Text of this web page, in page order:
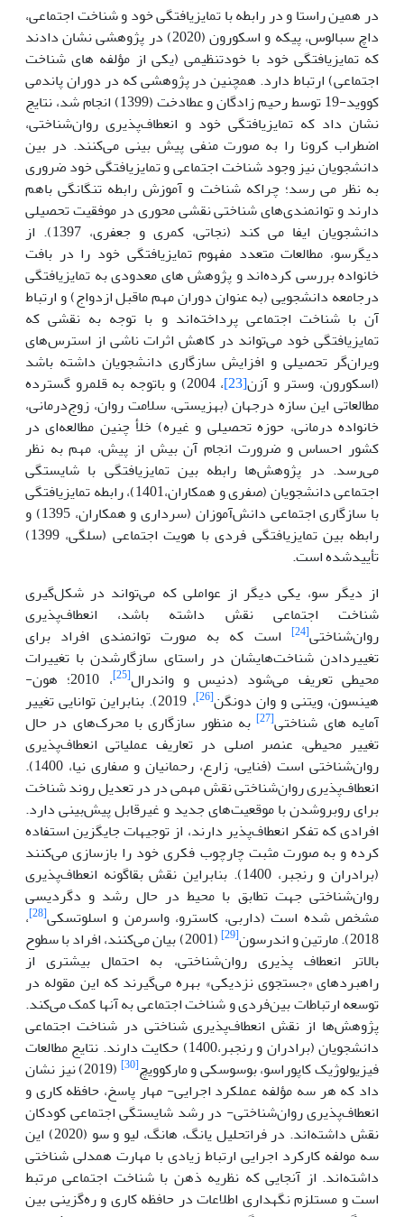
در همین راستا و در رابطه با تمایزیافتگی خود و شناخت اجتماعی،
داچ سبالوس، پیکه و اسکورون (2020) در پژوهشی نشان دادند
که تمایزیافتگی خود با خودتنظیمی (یکی از مؤلفه های شناخت
اجتماعی) ارتباط دارد. همچنین در پژوهشی که در دوران پاندمی
کووید-19 توسط رحیم زادگان و عطادخت (1399) انجام شد، نتایج
نشان داد که تمایزیافتگی خود و انعطاف‌پذیری روان‌شناختی،
اضطراب کرونا را به صورت منفی پیش بینی می‌کنند. در بین
دانشجویان نیز وجود شناخت اجتماعی و تمایزیافتگی خود ضروری
به نظر می رسد؛ چراکه شناخت و آموزش رابطه تنگانگی باهم
دارند و توانمندی‌های شناختی نقشی محوری در موفقیت تحصیلی
دانشجویان ایفا می کند (نجاتی، کمری و جعفری، 1397). از
دیگرسو، مطالعات متعدد مفهوم تمایزیافتگی خود را در بافت
خانواده بررسی کرده‌اند و پژوهش های معدودی به تمایزیافتگی
درجامعه دانشجویی (به عنوان دوران مهم ماقبل ازدواج) و ارتباط
آن با شناخت اجتماعی پرداخته‌اند و با توجه به نقشی که
تمایزیافتگی خود می‌تواند در کاهش اثرات ناشی از استرس‌های
ویران‌گر تحصیلی و افزایش سازگاری دانشجویان داشته باشد
(اسکورون، وستر و آزن[23]
، 2004) و باتوجه به قلمرو گسترده
مطالعاتی این سازه درجهان (بهزیستی، سلامت روان، زوج‌درمانی،
خانواده درمانی، حوزه تحصیلی و غیره) خلأ چنین مطالعه‌ای در
کشور احساس و ضرورت انجام آن بیش از پیش، مهم به نظر
می‌رسد. در پژوهش‌ها رابطه بین تمایزیافتگی با شایستگی
اجتماعی دانشجویان (صفری و همکاران،1401)، رابطه تمایزیافتگی
با سازگاری اجتماعی دانش‌آموزان (سرداری و همکاران، 1395) و
رابطه بین تمایزیافتگی فردی با هویت اجتماعی (سلگی، 1399)
تأییدشده است.
از دیگر سو، یکی دیگر از عواملی که می‌تواند در شکل‌گیری
شناخت اجتماعی نقش داشته باشد، انعطاف‌پذیری
روان‌شناختی[24]
است که به صورت توانمندی افراد برای
تغییردادن شناخت‌هایشان در راستای سازگارشدن با تغییرات
محیطی تعریف می‌شود (دنیس و واندرال[25]
، 2010؛ هون-
هینسون، ویتنی و وان دونگن[26]
، 2019). بنابراین توانایی تغییر
آمایه های شناختی[27]
به منظور سازگاری با محرک‌های در حال
تغییر محیطی، عنصر اصلی در تعاریف عملیاتی انعطاف‌پذیری
روان‌شناختی است (فنایی، زارع، رحمانیان و صفاری نیا، 1400).
انعطاف‌پذیری روان‌شناختی نقش مهمی در در تعدیل روند شناخت
برای روبروشدن با موقعیت‌های جدید و غیرقابل پیش‌بینی دارد.
افرادی که تفکر انعطاف‌پذیر دارند، از توجیهات جایگزین استفاده
کرده و به صورت مثبت چارچوب فکری خود را بازسازی می‌کنند
(برادران و رنجبر، 1400). بنابراین نقش بقاگونه انعطاف‌پذیری
روان‌شناختی جهت تطابق با محیط در حال رشد و دگردیسی
مشخص شده است (داربی، کاسترو، واسرمن و اسلوتسکی[28]
،
2018). مارتین و اندرسون
[29]
(2001) بیان می‌کنند، افراد با سطوح
بالاتر انعطاف پذیری روان‌شناختی، به احتمال بیشتری از
راهبردهای «جستجوی نزدیکی» بهره می‌گیرند که این مقوله در
توسعه ارتباطات بین‌فردی و شناخت اجتماعی به آنها کمک می‌کند.
پژوهش‌ها از نقش انعطاف‌پذیری شناختی در شناخت اجتماعی
دانشجویان (برادران و رنجبر،1400) حکایت دارند. نتایج مطالعات
فیزیولوژیک کاپوراسو، بوسوسکی و مارکوویچ[30]
(2019) نیز نشان
داد که هر سه مؤلفه عملکرد اجرایی- مهار پاسخ، حافظه کاری و
انعطاف‌پذیری روان‌شناختی- در رشد شایستگی اجتماعی کودکان
نقش داشته‌اند. در فراتحلیل یانگ، هانگ، لیو و سو (2020) این
سه مولفه کارکرد اجرایی ارتباط زیادی با مهارت همدلی شناختی
داشته‌اند. از آنجایی که نظریه ذهن با شناخت اجتماعی مرتبط
است و مستلزم نگهداری اطلاعات در حافظه کاری و ره‌گزینی بین